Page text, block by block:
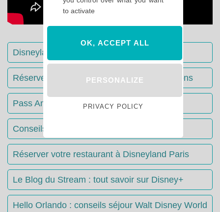
Disneyland Paris : Le guide complet
Réserver votre séjour : toutes les informations
Pass Annuels Disney : informations
Conseils & Astuces Disneyland Paris
Réserver votre restaurant à Disneyland Paris
Le Blog du Stream : tout savoir sur Disney+
Hello Orlando : conseils séjour Walt Disney World
to activate
OK, ACCEPT ALL
PERSONALIZE
PRIVACY POLICY